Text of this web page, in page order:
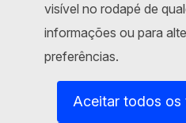
visível no rodapé de
informações ou para
preferências.
Aceitar todos os